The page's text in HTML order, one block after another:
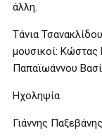
άλλη.
Τάνια
μουσικοί:
Παπαϊωάννου
Ηχοληψία
Γιάννης Παξεβάνης